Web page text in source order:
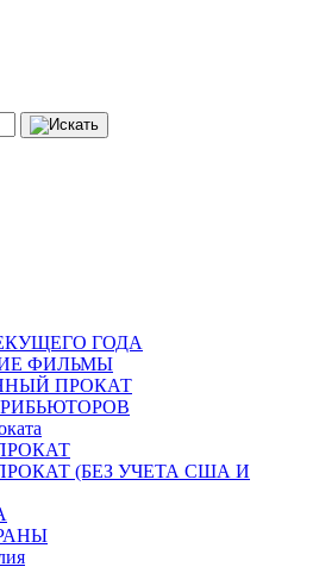
ГОДА
ФИЛЬМЫ
ПРОКАТ
(БЕЗ УЧЕТА США И